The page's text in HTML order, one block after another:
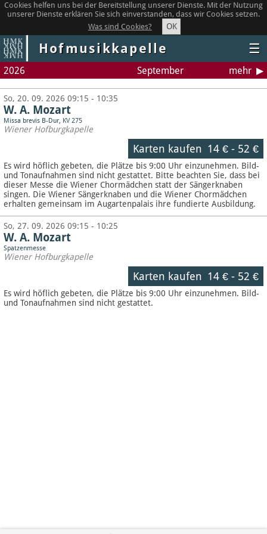
Cookies helfen uns bei der Bereitstellung unserer Dienste. Mit der Nutzung
unserer Dienste erklären Sie sich einverstanden, dass wir Cookies setzen.
Was sind Cookies?
OK
Hofmusikkapelle ☰
2026 September mehr
So, 20. 09. 2026 09:15 - 10:35
W. A. Mozart
Missa brevis B-Dur, KV 275
Wiener Hofburgkapelle
Karten kaufen 14 €- 52 €
Es wird höflich gebeten, die Plätze bis 9:00 Uhr einzunehmen. Bild-
und Tonaufnahmen sind nicht gestattet. Bitte beachten Sie, dass bei
dieser Messe die Wiener Chormädchen statt der Sängerknaben
singen. Die Wiener Sängerknaben und die Wiener Chormädchen
erhalten gemeinsam im Augartenpalais ihre fundierte Ausbildung.
So, 27. 09. 2026 09:15 - 10:25
W. A. Mozart
Spatzenmesse
Wiener Hofburgkapelle
Karten kaufen 14 €- 52 €
Es wird höflich gebeten, die Plätze bis 9:00 Uhr einzunehmen. Bild-
und Tonaufnahmen sind nicht gestattet.